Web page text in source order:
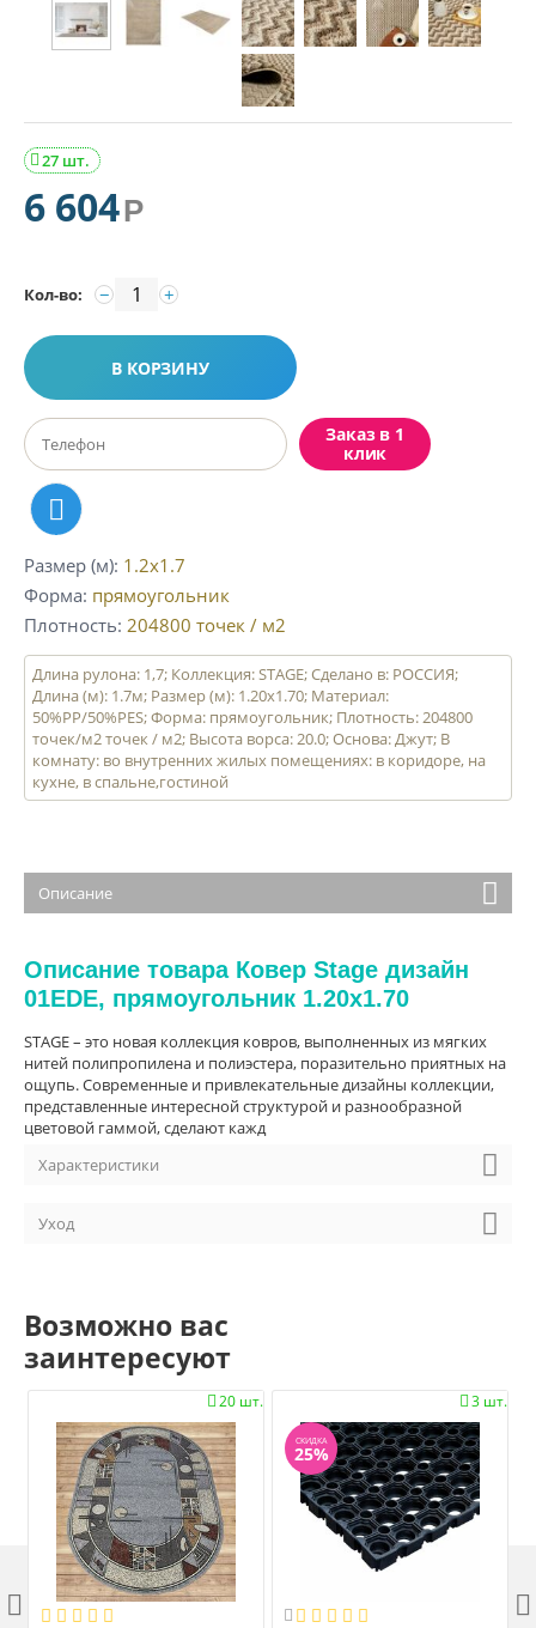
27 шт.

6 604Р
Кол-во: +
−
В КОРЗИНУ
Заказ в 1
клик
Размер (м) 1.2x1.7
Форма прямоугольник
Плотность 204800 точек / м2
Длина рулона: 1,7; Коллекция: STAGE; Сделано в: РОССИЯ;
Длина (м): 1.7м; Размер (м): 1.20x1.70; Материал:
50%PP/50%PES; Форма: прямоугольник; Плотность: 204800
точек/м2 точек / м2; Высота ворса: 20.0; Основа: Джут; В
комнату: во внутренних жилых помещениях: в коридоре, на
кухне, в спальне,гостиной
Описание
Описание товара Ковер Stage дизайн
01EDE, прямоугольник 1.20x1.70
STAGE – это новая коллекция ковров, выполненных из мягких
нитей полипропилена и полиэстера, поразительно приятных на
ощупь. Современные и привлекательные дизайны коллекции,
представленные интересной структурой и разнообразной
цветовой гаммой, сделают кажд
Характеристики
Уход
Возможно вас
заинтересуют
20 шт.
 3 шт.

СКИДКА
25%

 